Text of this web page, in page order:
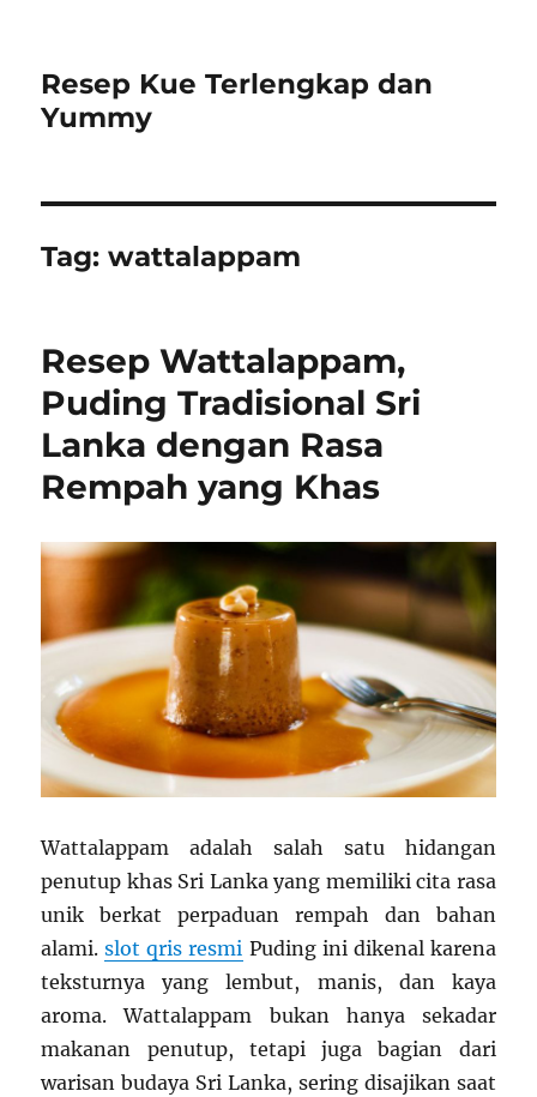
Resep Kue Terlengkap dan
Yummy
Tag:wattalappam
Resep Wattalappam,
Puding Tradisional Sri
Lanka dengan Rasa
Rempah yang Khas
Wattalappam adalah salah satu hidangan
penutup khas Sri Lanka yang memiliki cita rasa
unik berkat perpaduan rempah dan bahan
alami.slot qris resmi Puding ini dikenal karena
teksturnya yang lembut, manis, dan kaya
aroma. Wattalappam bukan hanya sekadar
makanan penutup, tetapi juga bagian dari
warisan budaya Sri Lanka, sering disajikan saat